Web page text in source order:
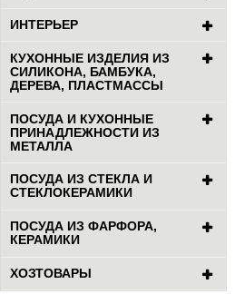
ИНТЕРЬЕР
КУХОННЫЕ ИЗДЕЛИЯ ИЗ
СИЛИКОНА, БАМБУКА,
ДЕРЕВА, ПЛАСТМАССЫ
ПОСУДА И КУХОННЫЕ
ПРИНАДЛЕЖНОСТИ ИЗ
МЕТАЛЛА
ПОСУДА ИЗ СТЕКЛА И
СТЕКЛОКЕРАМИКИ
ПОСУДА ИЗ ФАРФОРА,
КЕРАМИКИ
ХОЗТОВАРЫ